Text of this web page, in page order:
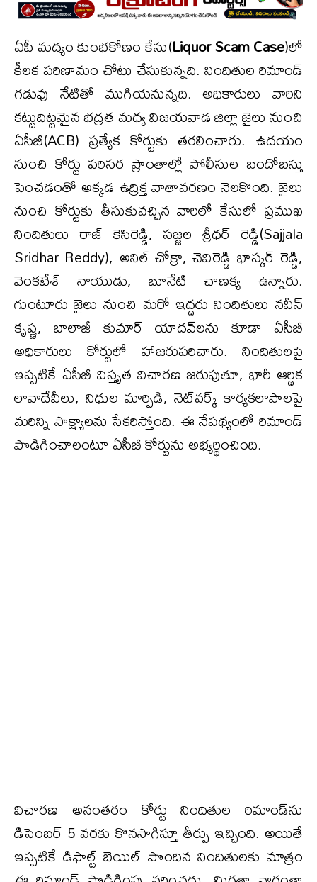
ఏపీ మద్యం కుంభకోణం కేసు(Liquor Scam Case)లో
కీలక పరిణామం చోటు చేసుకున్నది. నిందితుల రిమాండ్‌
గడువు నేటితో ముగియనున్నది. అధికారులు వారిని
కట్టుదిట్టమైన భద్రత మధ్య విజయవాడ జిల్లా జైలు నుంచి
ఏసీబీ(ACB) ప్రత్యేక కోర్టుకు తరలించారు. ఉదయం
నుంచి కోర్టు పరిసర ప్రాంతాల్లో పోలీసుల బందోబస్తు
పెంచడంతో అక్కడ ఉద్రిక్త వాతావరణం నెలకొంది. జైలు
నుంచి కోర్టుకు తీసుకువచ్చిన వారిలో కేసులో ప్రముఖ
నిందితులు రాజ్‌ కెసిరెడ్డి, సజ్జల శ్రీధర్‌ రెడ్డి(Sajjala
Sridhar Reddy), అనిల్‌ చోక్రా, చెవిరెడ్డి భాస్కర్‌ రెడ్డి,
వెంకటేశ్‌ నాయుడు, బూనేటి చాణక్య ఉన్నారు.
గుంటూరు జైలు నుంచి మరో ఇద్దరు నిందితులు నవీన్‌
కృష్ణ, బాలాజీ కుమార్‌ యాదవ్‌లను కూడా ఏసీబీ
అధికారులు కోర్టులో హాజరుపరిచారు. నిందితులపై
ఇప్పటికే ఏసీబీ విస్తృత విచారణ జరుపుతూ, భారీ ఆర్థిక
లావాదేవీలు, నిధుల మార్పిడి, నెట్‌వర్క్ కార్యకలాపాలపై
మరిన్ని సాక్ష్యాలను సేకరిస్తోంది. ఈ నేపథ్యంలో రిమాండ్‌
పొడిగించాలంటూ ఏసీబీ కోర్టును అభ్యర్థించింది.
విచారణ అనంతరం కోర్టు నిందితుల రిమాండ్‌ను
డిసెంబర్‌ 5 వరకు కొనసాగిస్తూ తీర్పు ఇచ్చింది. అయితే
ఇప్పటికే డిఫాల్ట్‌ బెయిల్ పొందిన నిందితులకు మాత్రం